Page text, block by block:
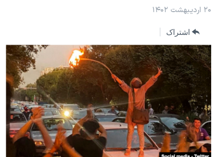
جهشورزشی
ویدیوها
فرهنگ و زندگی
حقوق شهروندی
اقتصادی
علم و فناوری
اسرائیل در جنگ
جام جهانی ۲۰۲۶
بایگانی برنامه‌های تلویزیونی
مستندها
انتخابات ریاست جمهوری آمریکا ۲۰۲۴
حمله جمهوری اسلامی به اسرائیل
رمز مهسا
ورزش زنان در ایران
فرکانس‌های صدای آمریکا
پخش رادیویی
یادگیری زبان انگلیسی
دنبال کنید
زبانهای مختلف
۲۰ اردیبهشت ۱۴۰۲
اشتراک